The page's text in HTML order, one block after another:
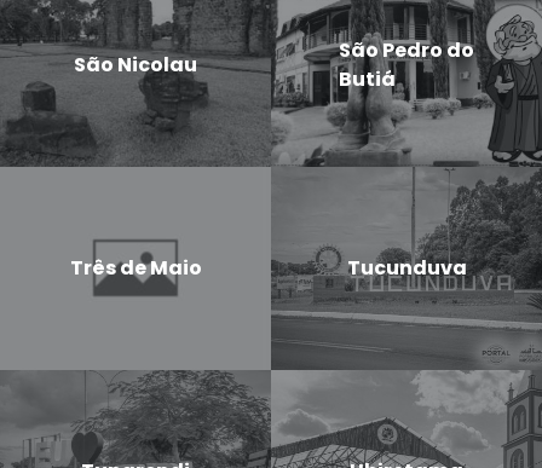
São Nicolau
São Pedro do
Butiá
Três de Maio Tucunduva